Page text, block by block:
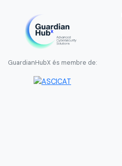
GuardianHubX és membre de: